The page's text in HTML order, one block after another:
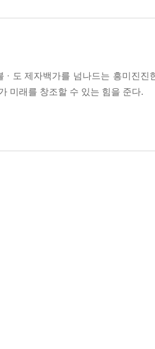
도 제자백가를 넘나드는 흥미진진
미래를 창조할 수 있는 힘을 준다.